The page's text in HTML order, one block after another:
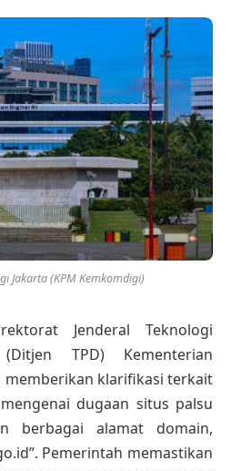
Jakarta (KPM Kemkomdigi)
Jenderal Teknologi
TPD) Kementerian
memberikan klarifikasi terkait
dugaan situs palsu
berbagai alamat domain,
Pemerintah memastikan